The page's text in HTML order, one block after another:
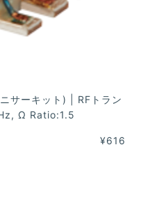
サーキット) | RFトラン
Ω Ratio:1.5
¥616